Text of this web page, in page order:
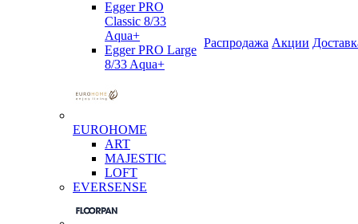
Egger PRO
Classic 8/33
Aqua+
Egger PRO Large
8/33 Aqua+
EUROHOME
ART
MAJESTIC
LOFT
EVERSENSE
Распродажа Акции